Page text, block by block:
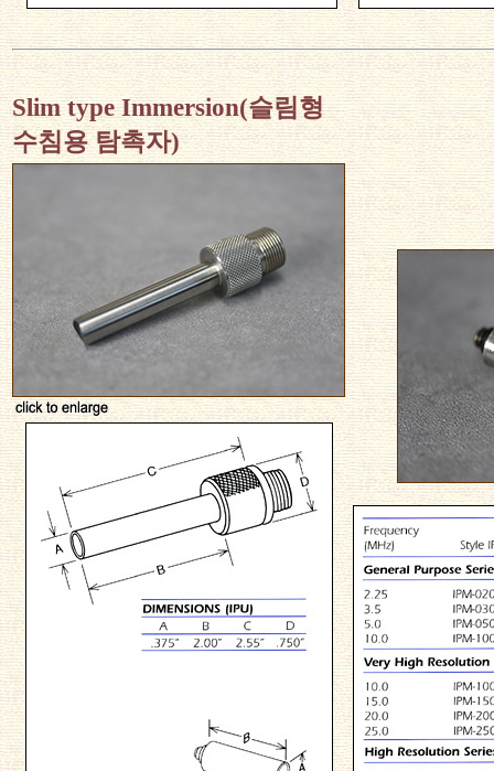
Slim type Immersion(슬림형
수침용 탐촉자)